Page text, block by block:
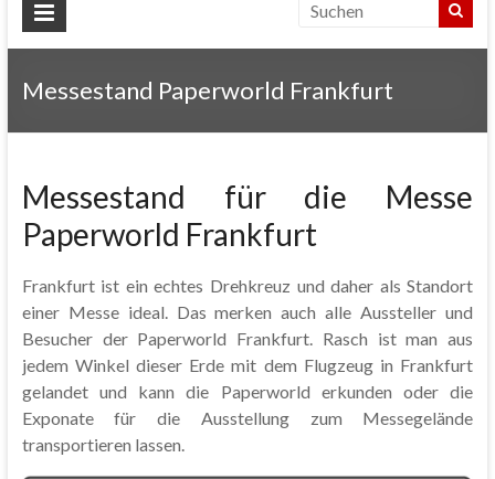
Messestände
für
Messestand Paperworld Frankfurt
Messestand für die Messe
Paperworld Frankfurt
Frankfurt ist ein echtes Drehkreuz und daher als Standort
einer Messe ideal. Das merken auch alle Aussteller und
Besucher der Paperworld Frankfurt. Rasch ist man aus
jedem Winkel dieser Erde mit dem Flugzeug in Frankfurt
gelandet und kann die Paperworld erkunden oder die
Exponate für die Ausstellung zum Messegelände
transportieren lassen.